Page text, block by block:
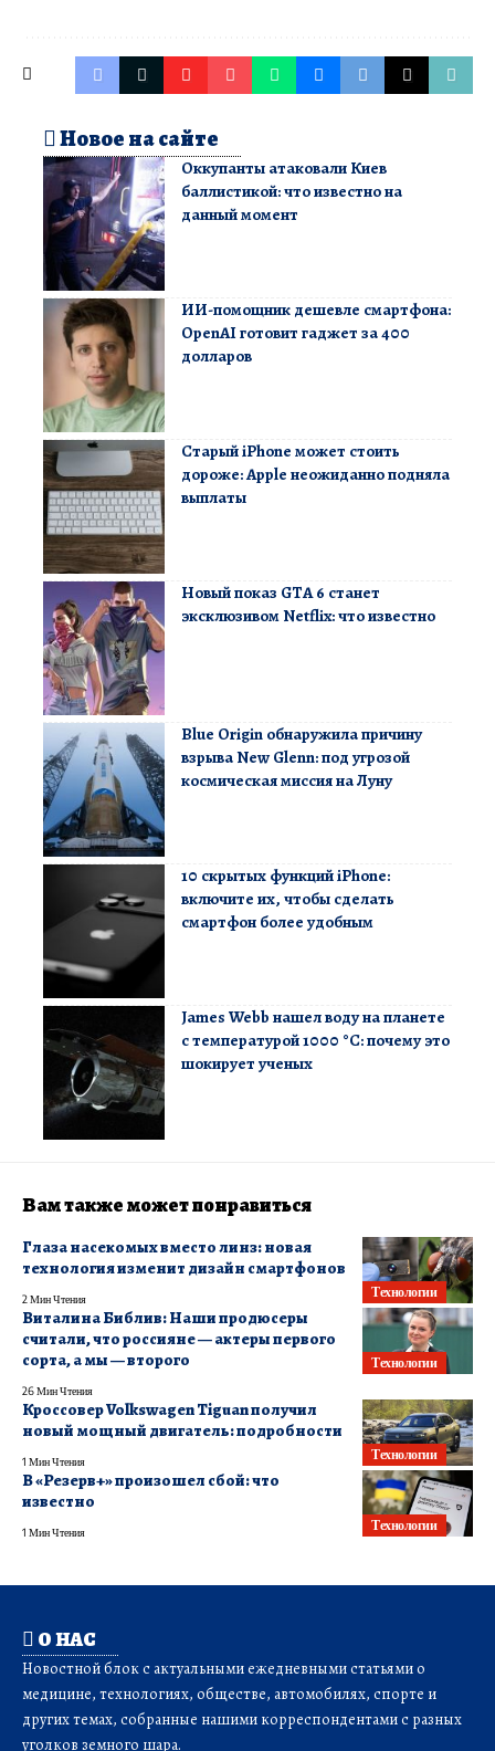
Новое на сайте
Оккупанты атаковали Киев
баллистикой: что известно на
данный момент
ИИ-помощник дешевле смартфона:
OpenAI готовит гаджет за 400
долларов
Старый iPhone может стоить
дороже: Apple неожиданно подняла
выплаты
Новый показ GTA 6 станет
эксклюзивом Netflix: что известно
Blue Origin обнаружила причину
взрыва New Glenn: под угрозой
космическая миссия на Луну
10 скрытых функций iPhone:
включите их, чтобы сделать
смартфон более удобным
James Webb нашел воду на планете
с температурой 1000 °C: почему это
шокирует ученых
Вам также может понравиться
Технологии
Глаза насекомых вместо линз: новая
технология изменит дизайн смартфонов
2 Мин Чтения
Технологии
Виталина Библив: Наши продюсеры
считали, что россияне — актеры первого
сорта, а мы — второго
26 Мин Чтения
Технологии
Кроссовер Volkswagen Tiguan получил
новый мощный двигатель: подробности
1 Мин Чтения
Технологии
В «Резерв+» произошел сбой: что
известно
1 Мин Чтения
О НАС
Новостной блок с актуальными ежедневными статьями о
медицине, технологиях, обществе, автомобилях, спорте и
других темах, собранные нашими корреспондентами с разных
уголков земного шара.